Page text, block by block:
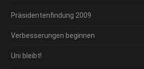
Präsidentenfindung 2009
Verbesserungen beginnen
Uni bleibt!